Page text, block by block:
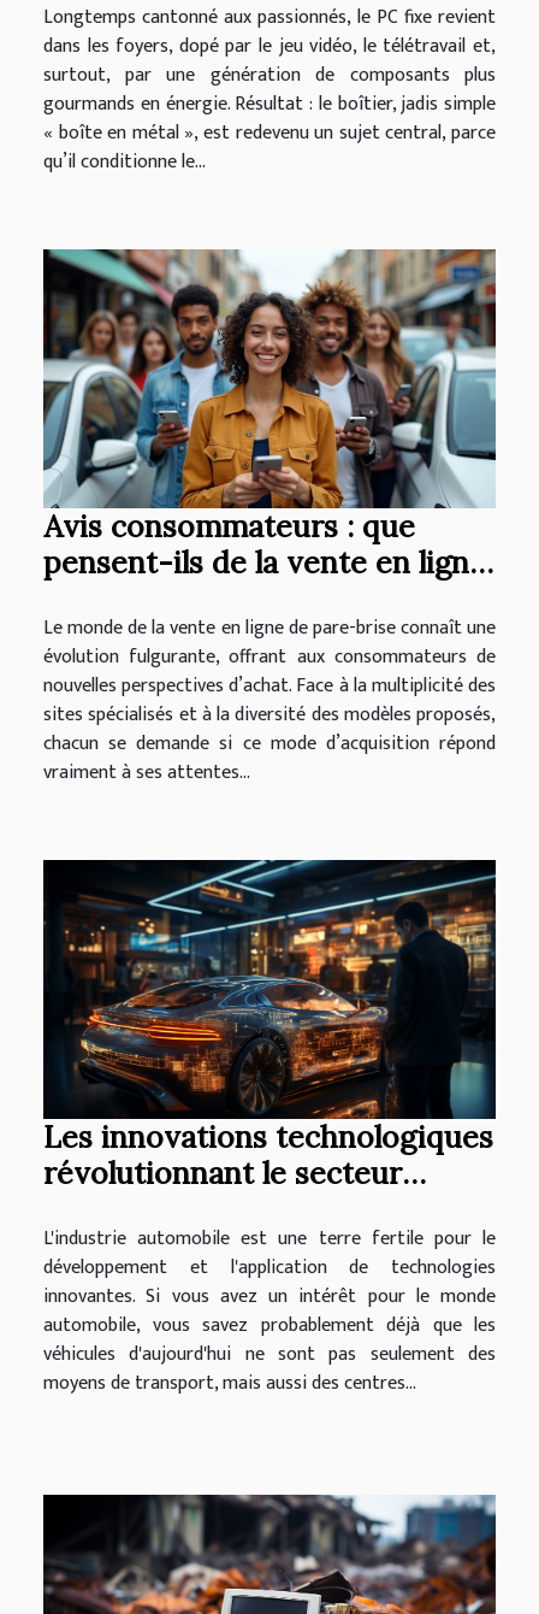
Longtemps cantonné aux passionnés, le PC fixe revient
dans les foyers, dopé par le jeu vidéo, le télétravail et,
surtout, par une génération de composants plus
gourmands en énergie. Résultat : le boîtier, jadis simple
« boîte en métal », est redevenu un sujet central, parce
qu’il conditionne le...
Avis consommateurs : que
pensent-ils de la vente en ligne
Le monde de la vente en ligne de pare-brise connaît une
évolution fulgurante, offrant aux consommateurs de
nouvelles perspectives d’achat. Face à la multiplicité des
sites spécialisés et à la diversité des modèles proposés,
chacun se demande si ce mode d’acquisition répond
vraiment à ses attentes...
Les innovations technologiques
révolutionnant le secteur
L'industrie automobile est une terre fertile pour le
développement et l'application de technologies
innovantes. Si vous avez un intérêt pour le monde
automobile, vous savez probablement déjà que les
véhicules d'aujourd'hui ne sont pas seulement des
moyens de transport, mais aussi des centres...